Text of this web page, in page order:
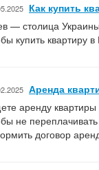
Как купить
— столица
купить квартиру
Аренда
аренду квартиры
не
договор